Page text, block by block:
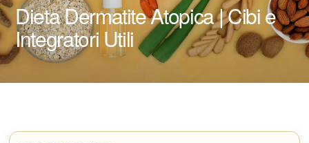
Dieta Dermatite Atopica | Cibi e
Integratori Utili